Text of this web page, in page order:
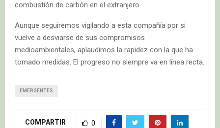
combustión de carbón en el extranjero.
Aunque seguiremos vigilando a esta compañía por si
vuelve a desviarse de sus compromisos
medioambientales, aplaudimos la rapidez con la que ha
tomado medidas. El progreso no siempre va en línea recta.
EMERGENTES
COMPARTIR 0